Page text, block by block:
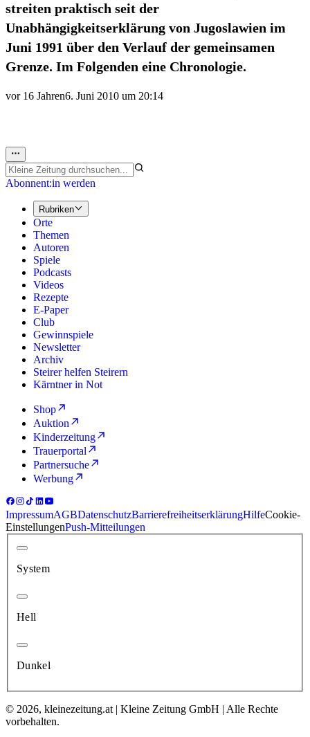
streiten praktisch seit der
Unabhängigkeitserklärung von Jugoslawien im
Juni 1991 über den Verlauf der gemeinsamen
Grenze. Im Folgenden eine Chronologie.
vor 16 Jahren6. Juni 2010 um 20:14
Abonnent:in werden
Rubriken
Orte
Themen
Autoren
Spiele
Podcasts
Videos
Rezepte
E-Paper
Club
Gewinnspiele
Newsletter
Archiv
Steirer helfen Steirern
Kärntner in Not
Shop
Auktion
Kinderzeitung
Trauerportal
Partnersuche
Werbung
ImpressumAGBDatenschutzBarrierefreiheitserklärungHilfeCookie-
EinstellungenPush-Mitteilungen
System
Hell
Dunkel
© 2026, kleinezeitung.at | Kleine Zeitung GmbH | Alle Rechte
vorbehalten.